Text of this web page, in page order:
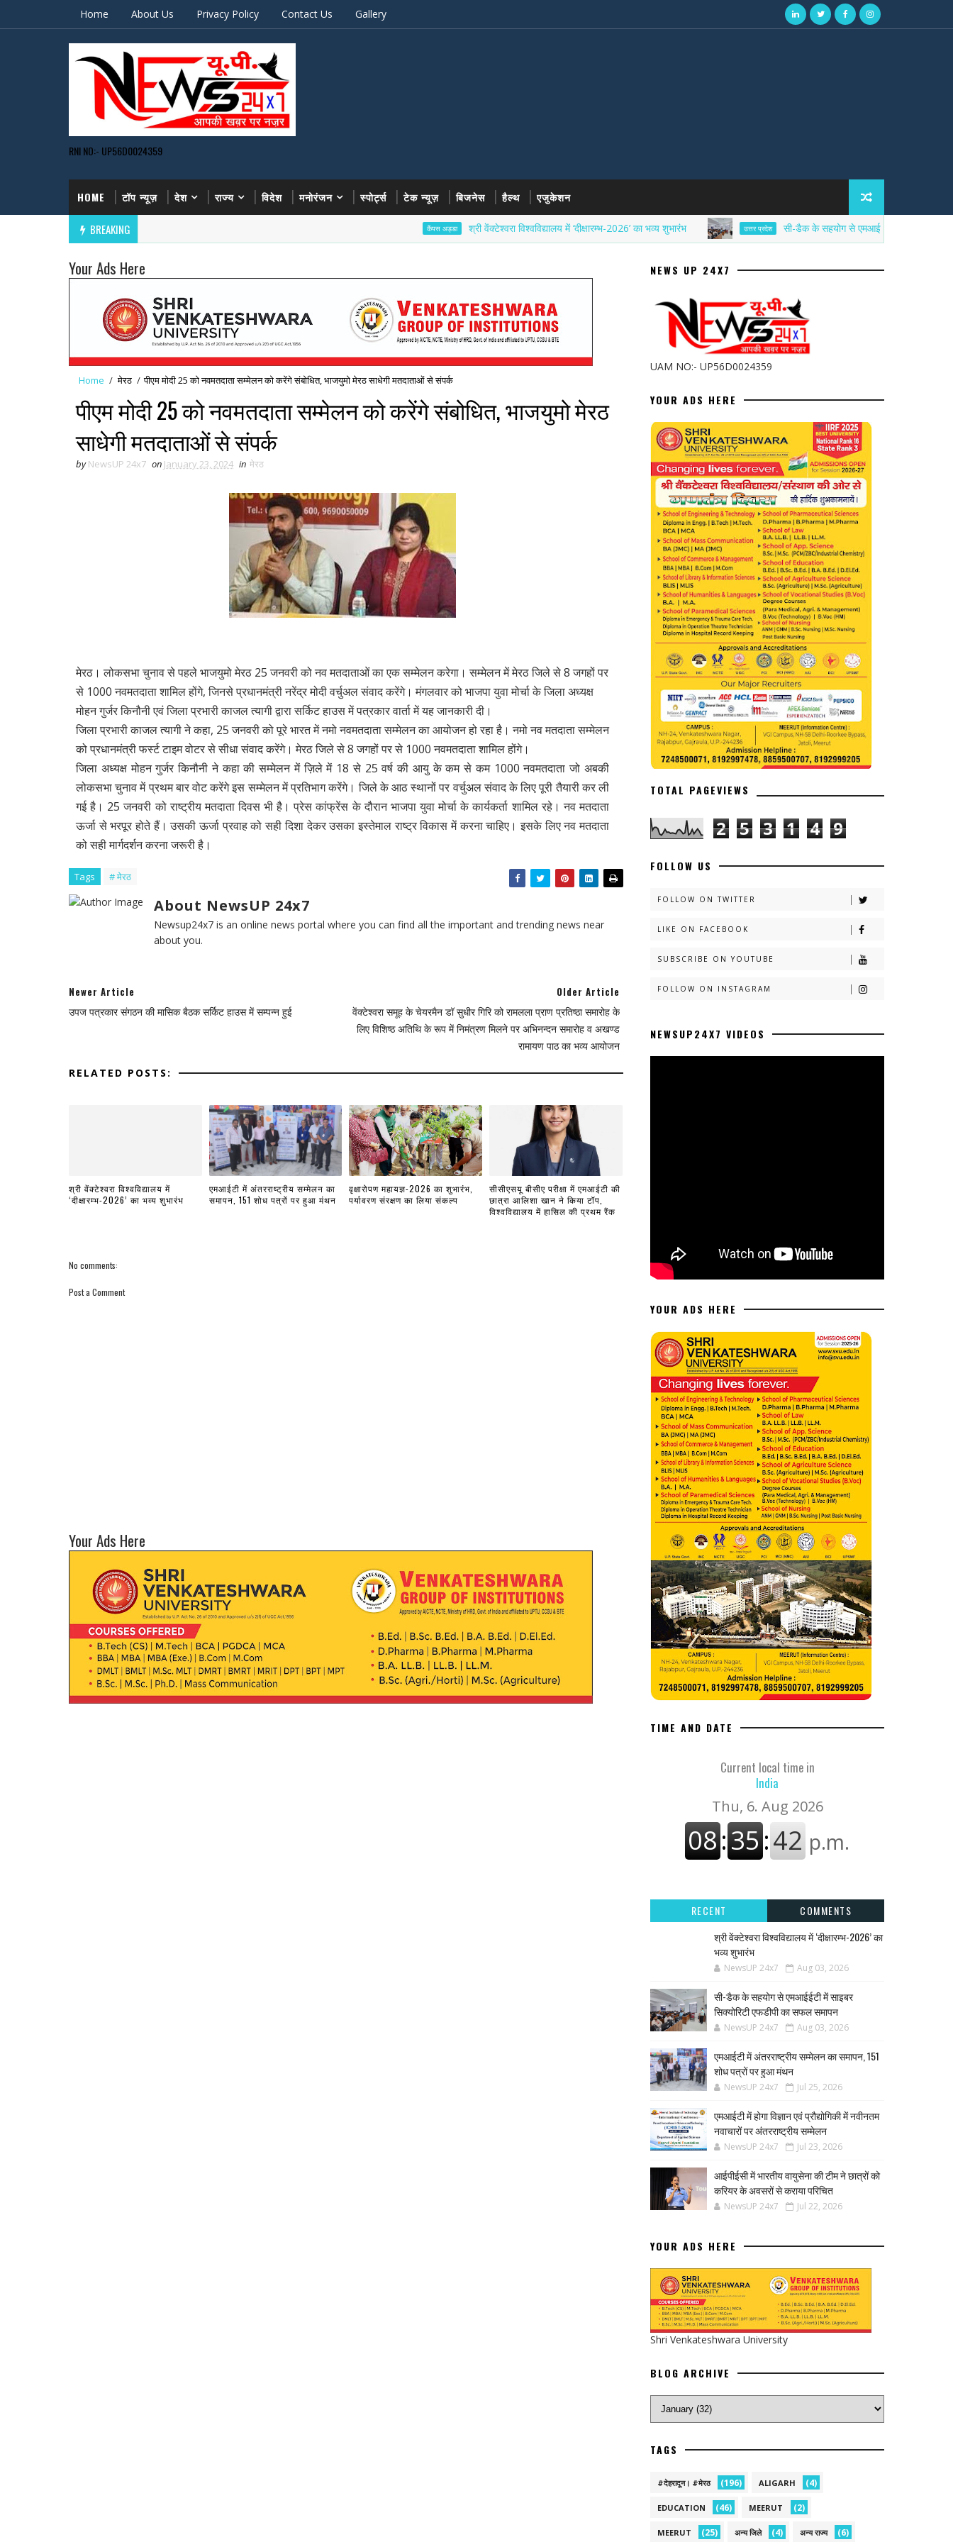
Home About Us Privacy Policy Contact Us Gallery
RNI NO:- UP56D0024359
HOME टॉप न्यूज़ देश राज्य विदेश मनोरंजन स्पोर्ट्स टेक न्यूज़ बिजनेस हैल्थ एजुकेशन
BREAKING श्री वेंक्टेश्वरा विश्वविद्यालय में ‘दीक्षारम्भ-2026’ का भव्य शुभारंभ उत्तर प्रदेश सी-डैक के सहयोग से एमआईईटी में साइबर सिक्योरिटी
Your Ads Here
Home / मेरठ / पीएम मोदी 25 को नवमतदाता सम्मेलन को करेंगे संबोधित, भाजयुमो मेरठ साधेगी मतदाताओं से संपर्क
पीएम मोदी 25 को नवमतदाता सम्मेलन को करेंगे संबोधित, भाजयुमो मेरठ
साधेगी मतदाताओं से संपर्क
by NewsUP 24x7 on January 23, 2024 in मेरठ
मेरठ। लोकसभा चुनाव से पहले भाजयुमो मेरठ 25 जनवरी को नव मतदाताओं का एक सम्मेलन करेगा। सम्मेलन में मेरठ जिले से 8 जगहों पर
से 1000 नवमतदाता शामिल होंगे, जिनसे प्रधानमंत्री नरेंद्र मोदी वर्चुअल संवाद करेंगे। मंगलवार को भाजपा युवा मोर्चा के जिला अध्यक्ष
मोहन गुर्जर किनौनी एवं जिला प्रभारी काजल त्यागी द्वारा सर्किट हाउस में पत्रकार वार्ता में यह जानकारी दी।
जिला प्रभारी काजल त्यागी ने कहा, 25 जनवरी को पूरे भारत में नमो नवमतदाता सम्मेलन का आयोजन हो रहा है। नमो नव मतदाता सम्मेलन
को प्रधानमंत्री फर्स्ट टाइम वोटर से सीधा संवाद करेंगे। मेरठ जिले से 8 जगहों पर से 1000 नवमतदाता शामिल होंगे।
जिला अध्यक्ष मोहन गुर्जर किनौनी ने कहा की सम्मेलन में ज़िले में 18 से 25 वर्ष की आयु के कम से कम 1000 नवमतदाता जो अबकी
लोकसभा चुनाव में प्रथम बार वोट करेंगे इस सम्मेलन में प्रतिभाग करेंगे। जिले के आठ स्थानों पर वर्चुअल संवाद के लिए पूरी तैयारी कर ली
गई है। 25 जनवरी को राष्ट्रीय मतदाता दिवस भी है। प्रेस कांफ्रेंस के दौरान भाजपा युवा मोर्चा के कार्यकर्ता शामिल रहे। नव मतदाता
ऊर्जा से भरपूर होते हैं। उसकी ऊर्जा प्रवाह को सही दिशा देकर उसका इस्तेमाल राष्ट्र विकास में करना चाहिए। इसके लिए नव मतदाता
को सही मार्गदर्शन करना जरूरी है।
Tags # मेरठ
About NewsUP 24x7
Newsup24x7 is an online news portal where you can find all the important and trending news near
about you.
Newer Article
उपज पत्रकार संगठन की मासिक बैठक सर्किट हाउस में सम्पन्न हुई
Older Article
वेंक्टेश्वरा समूह के चेयरमैन डॉ सुधीर गिरि को रामलला प्राण प्रतिष्ठा समारोह के
लिए विशिष्ठ अतिथि के रूप में निमंत्रण मिलने पर अभिनन्दन समारोह व अखण्ड
रामायण पाठ का भव्य आयोजन
RELATED POSTS:
श्री वेंक्टेश्वरा विश्वविद्यालय में
‘दीक्षारम्भ-2026’ का भव्य शुभारंभ
एमआईटी में अंतरराष्ट्रीय सम्मेलन का
समापन, 151 शोध पत्रों पर हुआ मंथन
वृक्षारोपण महायज्ञ-2026 का शुभारंभ,
पर्यावरण संरक्षण का लिया संकल्प
सीसीएसयू बीसीए परीक्षा में एमआईटी की
छात्रा आलिशा खान ने किया टॉप,
विश्वविद्यालय में हासिल की प्रथम रैंक
No comments:
Post a Comment
Your Ads Here
NEWS UP 24X7
UAM NO:- UP56D0024359
YOUR ADS HERE
TOTAL PAGEVIEWS
2 5 3 1 4 9
FOLLOW US
FOLLOW ON TWITTER
LIKE ON FACEBOOK
SUBSCRIBE ON YOUTUBE
FOLLOW ON INSTAGRAM
NEWSUP24X7 VIDEOS
YOUR ADS HERE
TIME AND DATE
Current local time in
India
RECENT
COMMENTS
श्री वेंक्टेश्वरा विश्वविद्यालय में ‘दीक्षारम्भ-2026’ का
भव्य शुभारंभ
NewsUP 24x7 Aug 03, 2026
सी-डैक के सहयोग से एमआईईटी में साइबर
सिक्योरिटी एफडीपी का सफल समापन
NewsUP 24x7 Aug 03, 2026
एमआईटी में अंतरराष्ट्रीय सम्मेलन का समापन, 151
शोध पत्रों पर हुआ मंथन
NewsUP 24x7 Jul 25, 2026
एमआईटी में होगा विज्ञान एवं प्रौद्योगिकी में नवीनतम
नवाचारों पर अंतरराष्ट्रीय सम्मेलन
NewsUP 24x7 Jul 23, 2026
आईपीईसी में भारतीय वायुसेना की टीम ने छात्रों को
करियर के अवसरों से कराया परिचित
NewsUP 24x7 Jul 22, 2026
YOUR ADS HERE
Shri Venkateshwara University
BLOG ARCHIVE
TAGS
#देहरादून। #मेरठ (196) ALIGARH (4)
EDUCATION (46) MEERUT (2)
MEERUT (25) अन्य जिले (4) अन्य राज्य (6)